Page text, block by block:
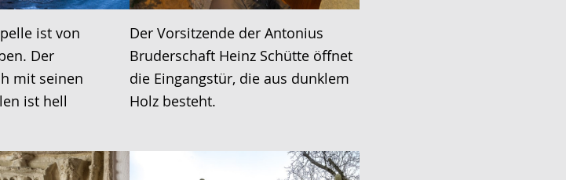
ist von
Der
mit seinen
ist hell
Der Vorsitzende der Antonius
Bruderschaft Heinz Schütte öffnet
die Eingangstür, die aus dunklem
Holz besteht.